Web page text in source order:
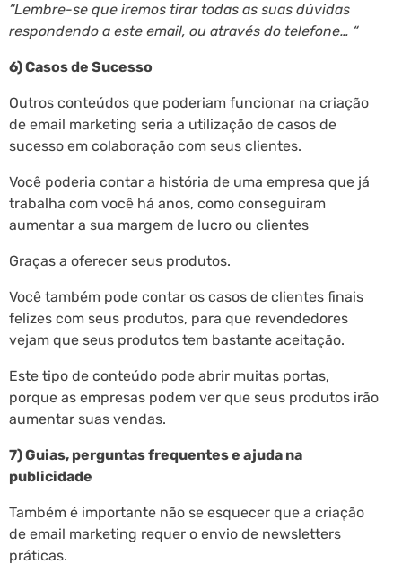
“Lembre-se que iremos tirar todas as suas dúvidas
respondendo a este email, ou através do telefone… “
6) Casos de Sucesso
Outros conteúdos que poderiam funcionar na criação
de email marketing seria a utilização de casos de
sucesso em colaboração com seus clientes.
Você poderia contar a história de uma empresa que já
trabalha com você há anos, como conseguiram
aumentar a sua margem de lucro ou clientes
Graças a oferecer seus produtos.
Você também pode contar os casos de clientes finais
felizes com seus produtos, para que revendedores
vejam que seus produtos tem bastante aceitação.
Este tipo de conteúdo pode abrir muitas portas,
porque as empresas podem ver que seus produtos irão
aumentar suas vendas.
7) Guias, perguntas frequentes e ajuda na
publicidade
Também é importante não se esquecer que a criação
de email marketing requer o envio de newsletters
práticas.